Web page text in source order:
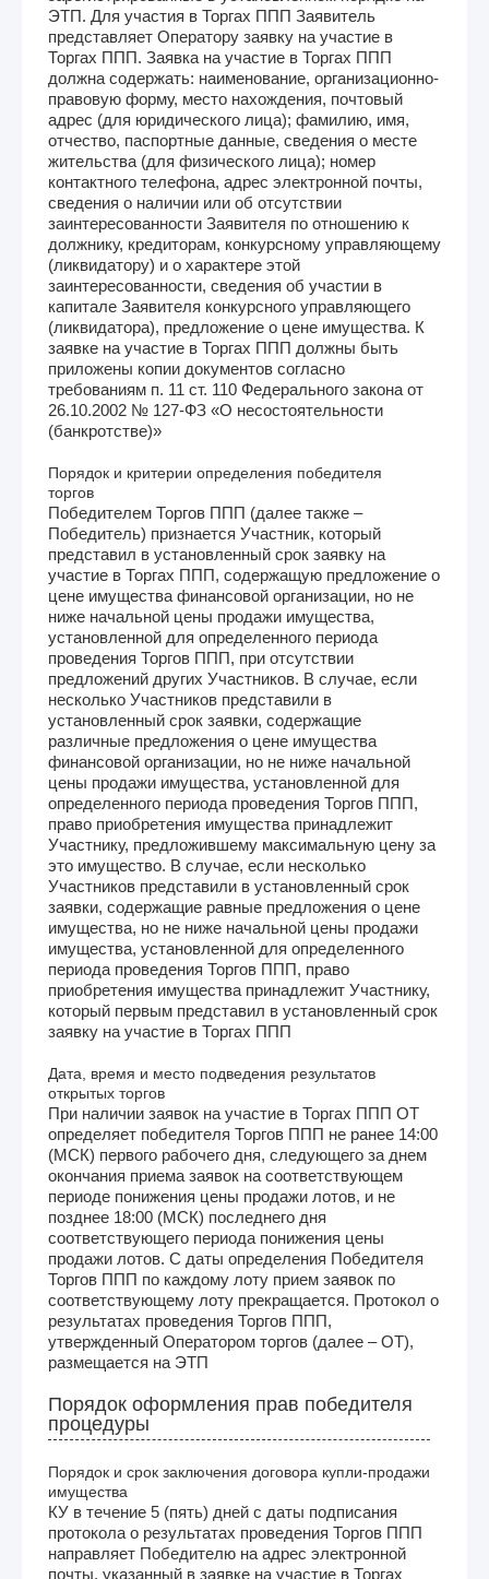
ЭТП. Для участия в Торгах ППП Заявитель
представляет Оператору заявку на участие в
Торгах ППП. Заявка на участие в Торгах ППП
должна содержать: наименование, организационно-
правовую форму, место нахождения, почтовый
адрес (для юридического лица); фамилию, имя,
отчество, паспортные данные, сведения о месте
жительства (для физического лица); номер
контактного телефона, адрес электронной почты,
сведения о наличии или об отсутствии
заинтересованности Заявителя по отношению к
должнику, кредиторам, конкурсному управляющему
(ликвидатору) и о характере этой
заинтересованности, сведения об участии в
капитале Заявителя конкурсного управляющего
(ликвидатора), предложение о цене имущества. К
заявке на участие в Торгах ППП должны быть
приложены копии документов согласно
требованиям п. 11 ст. 110 Федерального закона от
26.10.2002 № 127-ФЗ «О несостоятельности
(банкротстве)»
Порядок и критерии определения победителя
торгов
Победителем Торгов ППП (далее также –
Победитель) признается Участник, который
представил в установленный срок заявку на
участие в Торгах ППП, содержащую предложение о
цене имущества финансовой организации, но не
ниже начальной цены продажи имущества,
установленной для определенного периода
проведения Торгов ППП, при отсутствии
предложений других Участников. В случае, если
несколько Участников представили в
установленный срок заявки, содержащие
различные предложения о цене имущества
финансовой организации, но не ниже начальной
цены продажи имущества, установленной для
определенного периода проведения Торгов ППП,
право приобретения имущества принадлежит
Участнику, предложившему максимальную цену за
это имущество. В случае, если несколько
Участников представили в установленный срок
заявки, содержащие равные предложения о цене
имущества, но не ниже начальной цены продажи
имущества, установленной для определенного
периода проведения Торгов ППП, право
приобретения имущества принадлежит Участнику,
который первым представил в установленный срок
заявку на участие в Торгах ППП
Дата, время и место подведения результатов
открытых торгов
При наличии заявок на участие в Торгах ППП ОТ
определяет победителя Торгов ППП не ранее 14:00
(МСК) первого рабочего дня, следующего за днем
окончания приема заявок на соответствующем
периоде понижения цены продажи лотов, и не
позднее 18:00 (МСК) последнего дня
соответствующего периода понижения цены
продажи лотов. С даты определения Победителя
Торгов ППП по каждому лоту прием заявок по
соответствующему лоту прекращается. Протокол о
результатах проведения Торгов ППП,
утвержденный Оператором торгов (далее – ОТ),
размещается на ЭТП
Порядок оформления прав победителя
процедуры
Порядок и срок заключения договора купли-продажи
имущества
КУ в течение 5 (пять) дней с даты подписания
протокола о результатах проведения Торгов ППП
направляет Победителю на адрес электронной
почты, указанный в заявке на участие в Торгах